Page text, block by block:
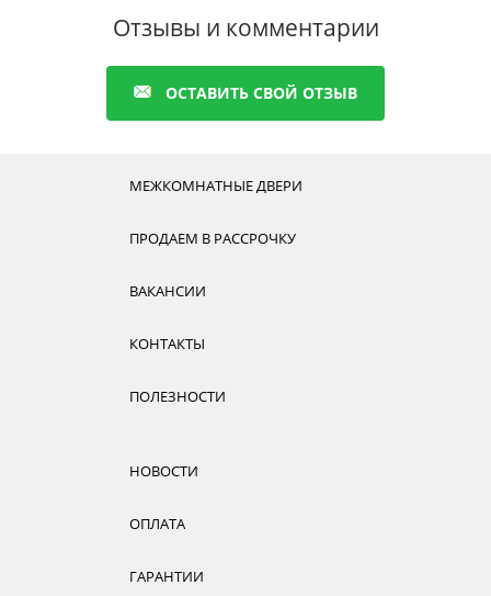
Отзывы и комментарии
ОСТАВИТЬ СВОЙ ОТЗЫВ
МЕЖКОМНАТНЫЕ ДВЕРИ
ПРОДАЕМ В РАССРОЧКУ
ВАКАНСИИ
КОНТАКТЫ
ПОЛЕЗНОСТИ
НОВОСТИ
ОПЛАТА
ГАРАНТИИ